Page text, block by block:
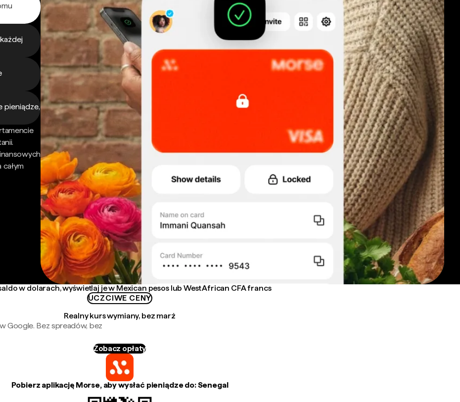
pieniądze,
w dolarach, wyświetlaj je w Mexican pesos lub West African CFA francs
UCZCIWE CENY
Realny kurs wymiany, bez marż
Google. Bez spreadów, bez
Zobacz opłaty
Pobierz aplikację Morse, aby wysłać pieniądze do: Senegal